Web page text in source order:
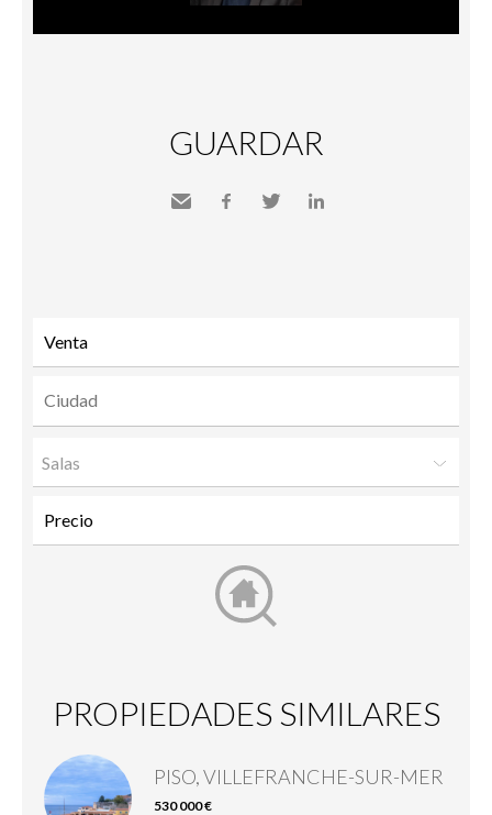
GUARDAR
Salas
PROPIEDADES SIMILARES
PISO, VILLEFRANCHE-SUR-MER
530 000 €